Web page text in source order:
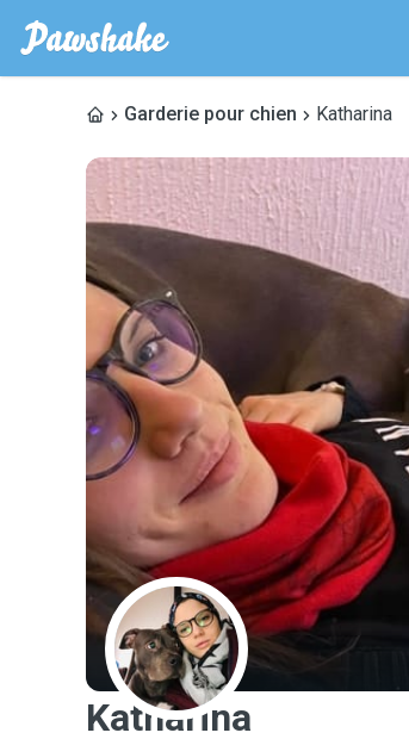
Garderie pour chien Katharina
K
Katharina